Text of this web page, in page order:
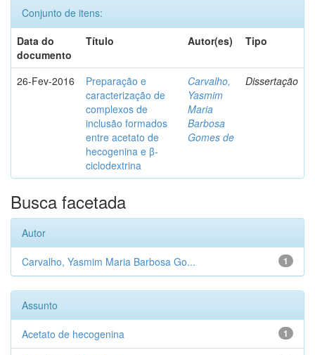
Conjunto de itens:
Data do
documento
Título Autor(es) Tipo
26-Fev-2016
Preparação e
caracterização de
complexos de
inclusão formados
entre acetato de
hecogenina e β-
ciclodextrina
Carvalho,
Yasmim
Maria
Barbosa
Gomes de
Dissertação
Busca facetada
Autor
1
Carvalho, Yasmim Maria Barbosa Go...
Assunto
1
Acetato de hecogenina